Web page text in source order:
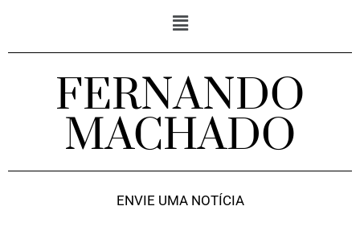
FERNANDO
MACHADO
ENVIE UMA NOTÍCIA